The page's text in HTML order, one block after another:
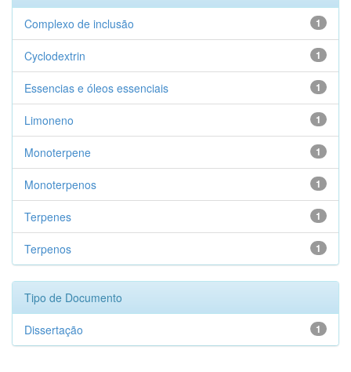
1
Complexo de inclusão
1
Cyclodextrin
1
Essencias e óleos essenciais
1
Limoneno
1
Monoterpene
1
Monoterpenos
1
Terpenes
1
Terpenos
Tipo de Documento
1
Dissertação